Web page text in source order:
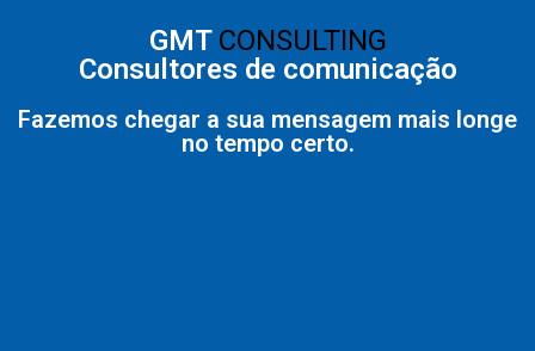
GMT CONSULTING
Consultores de comunicação
Fazemos chegar a sua mensagem mais longe
no tempo certo.